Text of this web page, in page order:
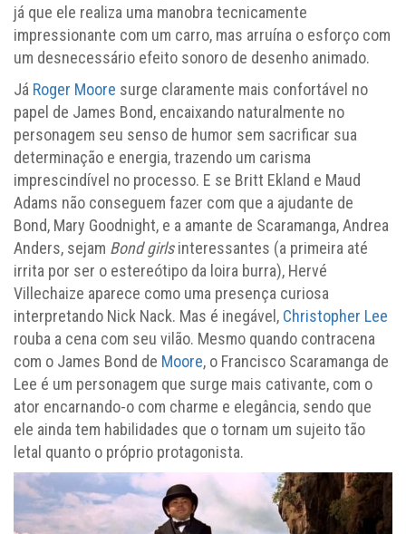
já que ele realiza uma manobra tecnicamente
impressionante com um carro, mas arruína o esforço com
um desnecessário efeito sonoro de desenho animado.
Já Roger Moore surge claramente mais confortável no
papel de James Bond, encaixando naturalmente no
personagem seu senso de humor sem sacrificar sua
determinação e energia, trazendo um carisma
imprescindível no processo. E se Britt Ekland e Maud
Adams não conseguem fazer com que a ajudante de
Bond, Mary Goodnight, e a amante de Scaramanga, Andrea
Anders, sejam Bond girlsinteressantes (a primeira até
irrita por ser o estereótipo da loira burra), Hervé
Villechaize aparece como uma presença curiosa
interpretando Nick Nack. Mas é inegável, Christopher Lee
rouba a cena com seu vilão. Mesmo quando contracena
com o James Bond de Moore, o Francisco Scaramanga de
Lee é um personagem que surge mais cativante, com o
ator encarnando-o com charme e elegância, sendo que
ele ainda tem habilidades que o tornam um sujeito tão
letal quanto o próprio protagonista.